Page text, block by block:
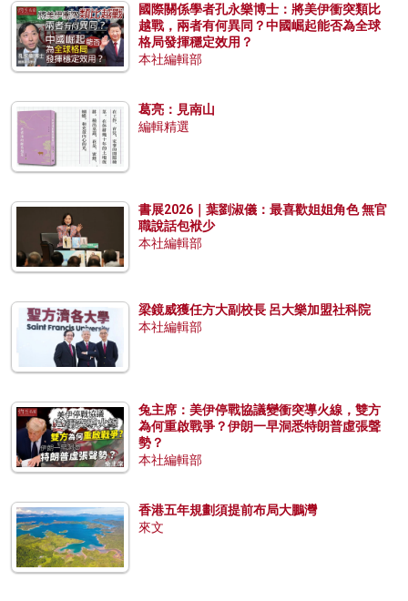
國際關係學者孔永樂博士：將美伊衝突類比
越戰，兩者有何異同？中國崛起能否為全球
格局發揮穩定效用？
本社編輯部
葛亮：見南山
編輯精選
書展2026｜葉劉淑儀：最喜歡姐姐角色 無官
職說話包袱少
本社編輯部
梁鏡威獲任方大副校長 呂大樂加盟社科院
本社編輯部
兔主席：美伊停戰協議變衝突導火線，雙方
為何重啟戰爭？伊朗一早洞悉特朗普虛張聲
勢？
本社編輯部
香港五年規劃須提前布局大鵬灣
來文